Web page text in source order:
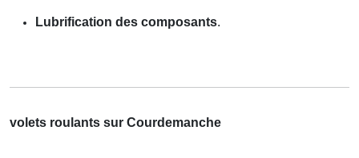
Lubrification des composants.
volets roulants sur Courdemanche